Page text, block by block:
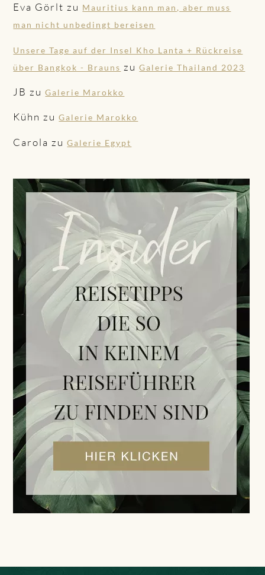
Eva Görlt zu Mauritius kann man, aber muss
man nicht unbedingt bereisen
Unsere Tage auf der Insel Kho Lanta + Rückreise
über Bangkok - Brauns zuGalerie Thailand 2023
JB zuGalerie Marokko
Kühn zuGalerie Marokko
Carola zuGalerie Egypt